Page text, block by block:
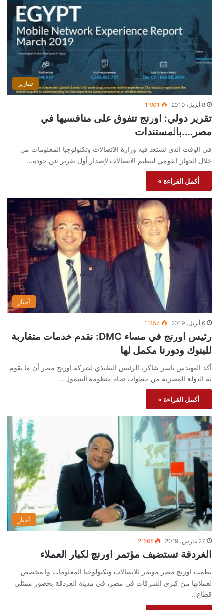
تقارير
8 أبريل، 2019 1٬901
تقرير دولي: اورنج تتفوق على منافسيها في
مصر….بالمستندات
في الوقت الذي تستعد فيه وزارة الاتصالات وتكنولوجيا المعلومات من
خلال الجهاز القومي لتنظيم الاتصالات لإصدار أول تقرير عن جودة…
أكمل القراءة »
أخبار
6 أبريل، 2019 1٬457
رئيس اورنج في مساء DMC: نقدم خدمات متقاربة
للبنوك ودورنا مكمل لها
أكد المهندس ياسر شاكر، الرئيس التنفيذي لشركة اورنج مصر أن ما تقوم
به الدولة المصرية من خطوات تجاه منظومة الشمول…
أكمل القراءة »
أخبار
27 مارس، 2019 2٬568
الغردفة تستضيف مؤتمر اورنچ لكبار العملاء
نظمت اورنچ مصر مؤتمر للاتصالات وتكنولوجيا المعلومات والمخصص
لعملائها من كبري الشركات في مصر، في مدينة الغردقة بحضور ممثلي
قطاع…